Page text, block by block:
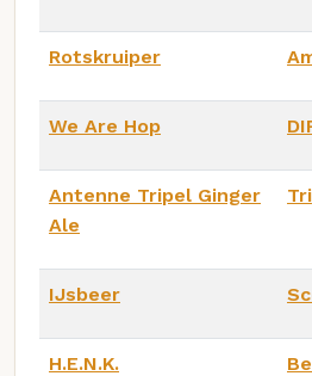
Rotskruiper
We Are Hop
Antenne Tripel Ginger
Ale
IJsbeer
H.E.N.K.